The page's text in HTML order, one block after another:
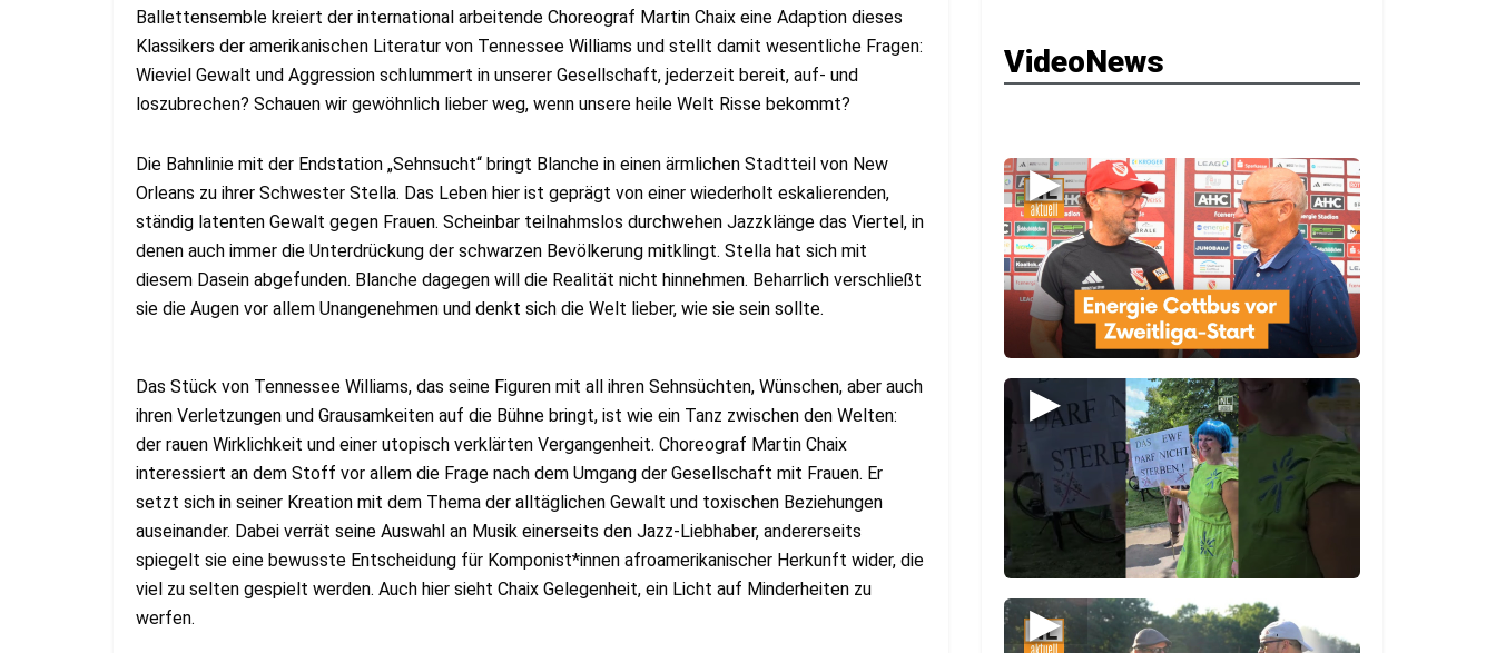
Ballettensemble kreiert der international arbeitende Choreograf Martin Chaix eine Adaption dieses
Klassikers der amerikanischen Literatur von Tennessee Williams und stellt damit wesentliche Fragen:
Wieviel Gewalt und Aggression schlummert in unserer Gesellschaft, jederzeit bereit, auf- und
loszubrechen? Schauen wir gewöhnlich lieber weg, wenn unsere heile Welt Risse bekommt?
Die Bahnlinie mit der Endstation „Sehnsucht“ bringt Blanche in einen ärmlichen Stadtteil von New
Orleans zu ihrer Schwester Stella. Das Leben hier ist geprägt von einer wiederholt eskalierenden,
ständig latenten Gewalt gegen Frauen. Scheinbar teilnahmslos durchwehen Jazzklänge das Viertel, in
denen auch immer die Unterdrückung der schwarzen Bevölkerung mitklingt. Stella hat sich mit
diesem Dasein abgefunden. Blanche dagegen will die Realität nicht hinnehmen. Beharrlich verschließt
sie die Augen vor allem Unangenehmen und denkt sich die Welt lieber, wie sie sein sollte.
Das Stück von Tennessee Williams, das seine Figuren mit all ihren Sehnsüchten, Wünschen, aber auch
ihren Verletzungen und Grausamkeiten auf die Bühne bringt, ist wie ein Tanz zwischen den Welten:
der rauen Wirklichkeit und einer utopisch verklärten Vergangenheit. Choreograf Martin Chaix
interessiert an dem Stoff vor allem die Frage nach dem Umgang der Gesellschaft mit Frauen. Er
setzt sich in seiner Kreation mit dem Thema der alltäglichen Gewalt und toxischen Beziehungen
auseinander. Dabei verrät seine Auswahl an Musik einerseits den Jazz-Liebhaber, andererseits
spiegelt sie eine bewusste Entscheidung für Komponist*innen afroamerikanischer Herkunft wider, die
viel zu selten gespielt werden. Auch hier sieht Chaix Gelegenheit, ein Licht auf Minderheiten zu
werfen.
VideoNews
▶
▶
▶